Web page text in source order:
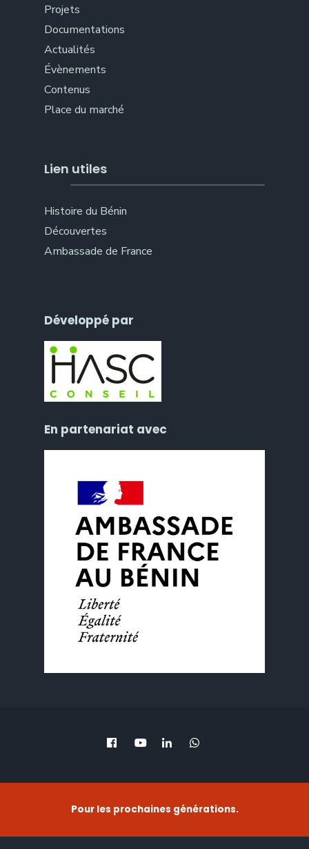
Projets
Documentations
Actualités
Évènements
Contenus
Place du marché
Lien utiles
Histoire du Bénin
Découvertes
Ambassade de France
Développé par
En partenariat avec
Pour les prochaines générations.